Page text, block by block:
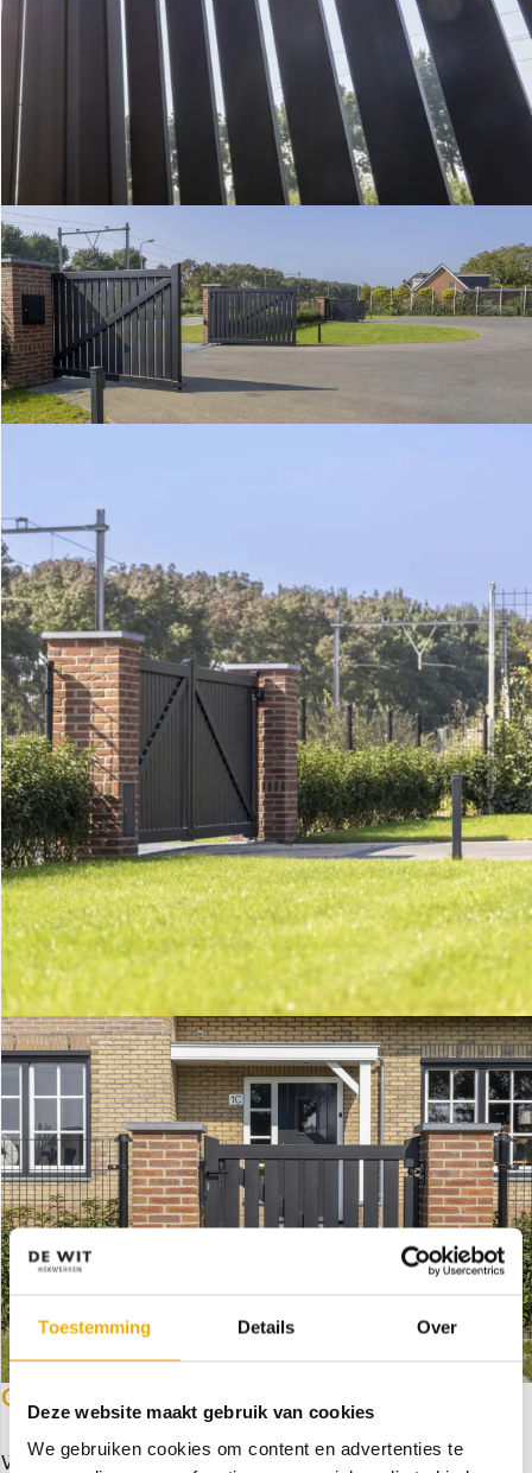
Toestemming Details Over
Deze website maakt gebruik van cookies
We gebruiken cookies om content en advertenties te
OOK ZO'N POORT?
Wie weet gaan wij binnenkort op uw locatie aan de slag.